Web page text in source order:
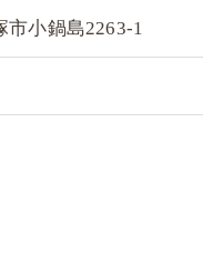
市小鍋島2263-1